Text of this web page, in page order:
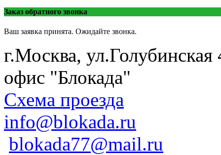
Заказ обратного звонка
Ваш заявка принята. Ожидайте звонка.
г.Москва,
офис "Блокада"
Схема проезда
info@blokada.ru
blokada77@mail.ru